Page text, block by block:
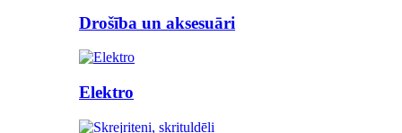
Drošība un aksesuāri
Elektro